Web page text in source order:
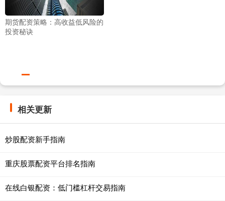
期货配资策略：高收益低风险的
投资秘诀
相关更新
炒股配资新手指南
重庆股票配资平台排名指南
在线白银配资：低门槛杠杆交易指南